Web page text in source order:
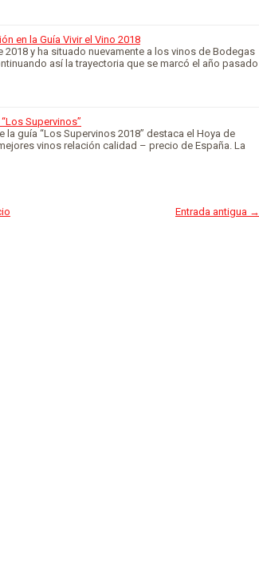
en la Guía Vivir el Vino 2018
y ha situado nuevamente a los vinos de Bodegas
así la trayectoria que se marcó el año pasado
Supervinos”
guía “Los Supervinos 2018” destaca el Hoya de
vinos relación calidad – precio de España. La
Entrada antigua →